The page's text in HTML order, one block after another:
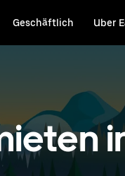
Geschäftlich Uber